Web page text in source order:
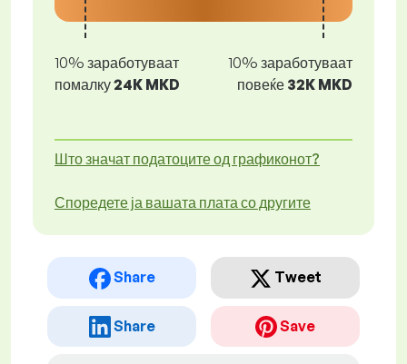
10% заработуваат
помалку24K MKD
10% заработуваат
повеќе 32K MKD
Што значат податоците од графиконот?
Споредете ја вашата плата со другите
Share Tweet
Share Save